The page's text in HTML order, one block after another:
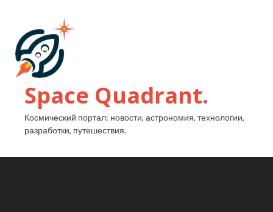
Space Quadrant.
Космический портал: новости, астрономия, технологии,
разработки, путешествия.